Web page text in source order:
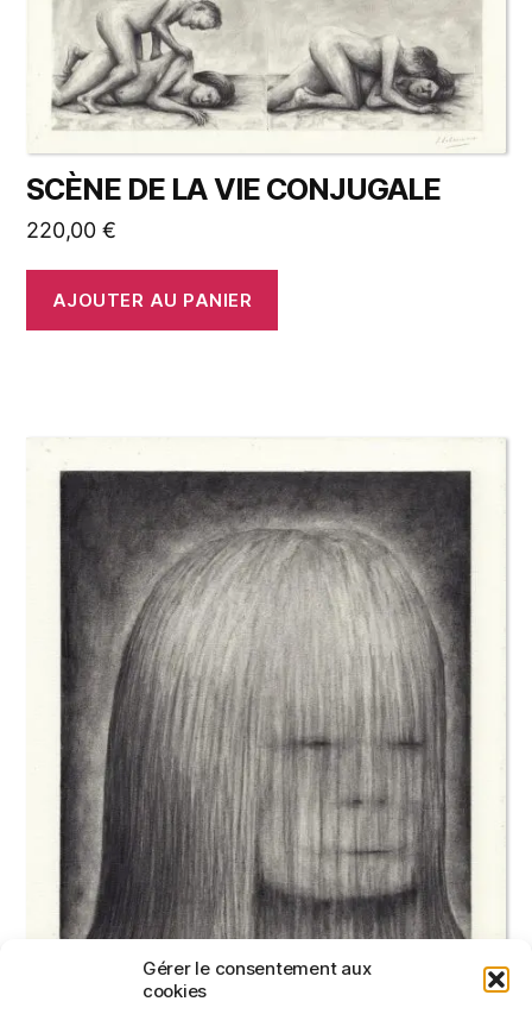
Gérer le consentement aux
cookies
SCÈNE DE LA VIE CONJUGALE
220,00 €
AJOUTER AU PANIER